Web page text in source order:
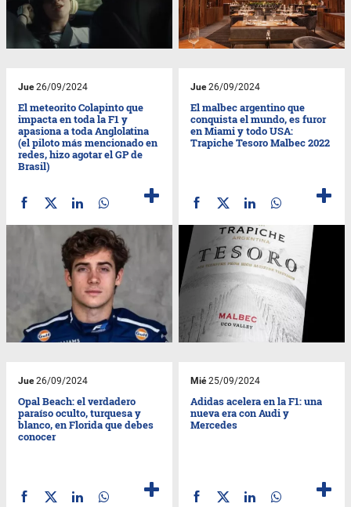
Jue26/09/2024
El meteorito Colapinto que
impacta en toda la F1 y
apasiona a toda Anglolatina
(el piloto más mencionado en
redes, hizo agotar el GP de
Brasil)
Jue26/09/2024
El malbec argentino que
conquista el mundo, es furor
en Miami y todo USA:
Trapiche Tesoro Malbec 2022
Jue26/09/2024
Opal Beach: el verdadero
paraíso oculto, turquesa y
blanco, en Florida que debes
conocer
Mié25/09/2024
Adidas acelera en la F1: una
nueva era con Audi y
Mercedes